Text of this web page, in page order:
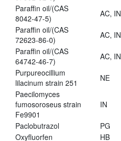
Paraffin oil/(CAS
8042-47-5)
AC, IN
Paraffin oil/(CAS
72623-86-0)
AC, IN
Paraffin oil/(CAS
64742-46-7)
AC, IN
Purpureocillium
lilacinum strain 251
NE
Paecilomyces
fumosoroseus strain
Fe9901
IN
Paclobutrazol PG
Oxyfluorfen
HB